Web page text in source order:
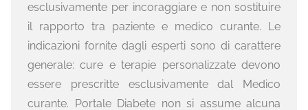
esclusivamente per incoraggiare e non sostituire
il rapporto tra paziente e medico curante. Le
indicazioni fornite dagli esperti sono di carattere
generale: cure e terapie personalizzate devono
essere prescritte esclusivamente dal Medico
curante. Portale Diabete non si assume alcuna